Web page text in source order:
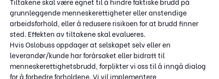
grunnleggende menneskerettigheter eller anstendige
arbeidsforhold, eller å redusere risikoen for at brudd finner
sted. Effekten av tiltakene skal evalueres.
Hvis Oslobuss oppdager at selskapet selv eller en
leverandør/kunde har forårsaket eller bidratt til
menneskerettighetsbrudd, forplikter vi oss til å inngå dialog
for å forbedre forholdene. Vi vil implementere